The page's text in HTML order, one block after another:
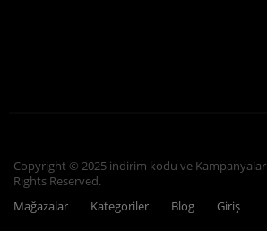
Copyright © 2025 indirim kodu ve Kampanyalar
Rights Reserved.
Mağazalar
Kategoriler Blog Giriş